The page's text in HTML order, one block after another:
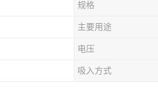
规格
主要用途
电压
吸入方式